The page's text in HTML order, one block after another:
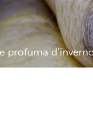
profuma